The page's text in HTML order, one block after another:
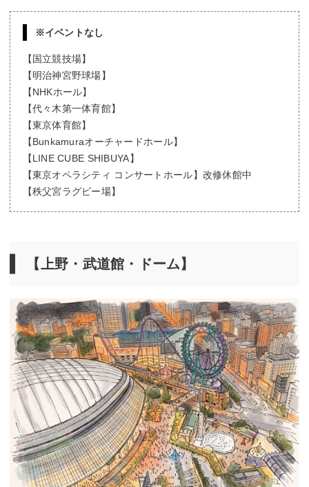
※イベントなし
【国立競技場】
【明治神宮野球場】
【NHKホール】
【代々木第一体育館】
【東京体育館】
【Bunkamuraオーチャードホール】
【LINE CUBE SHIBUYA】
【東京オペラシティ コンサートホール】改修休館中
【秩父宮ラグビー場】
【上野・武道館・ドーム】